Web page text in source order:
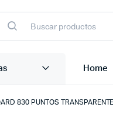
Home
830 PUNTOS TRANSPARENTE